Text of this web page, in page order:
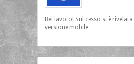
Bel lavoro! Sul cesso si è
versione mobile